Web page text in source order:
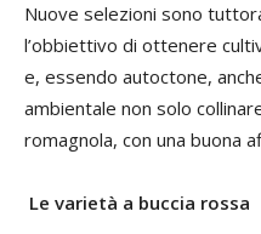
Nuove selezioni sono
l’obbiettivo di ottenere
e, essendo autoctone,
ambientale non solo
romagnola, con una buona
Le varietà a buccia rossa